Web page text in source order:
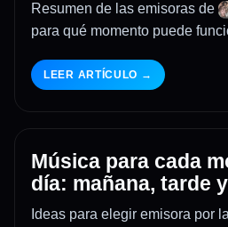
Resumen de las emisoras de
para qué momento puede
LEER ARTÍCULO →
Música para cada
día: mañana, tarde
Ideas para elegir emisora por